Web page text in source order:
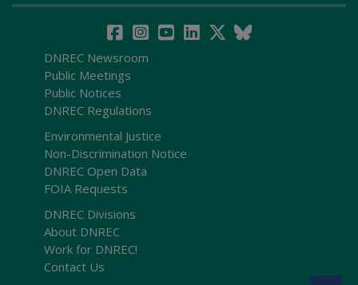
DNREC Newsroom
Public Meetings
Public Notices
DNREC Regulations
Environmental Justice
Non-Discrimination Notice
DNREC Open Data
FOIA Requests
DNREC Divisions
About DNREC
Work for DNREC!
Contact Us